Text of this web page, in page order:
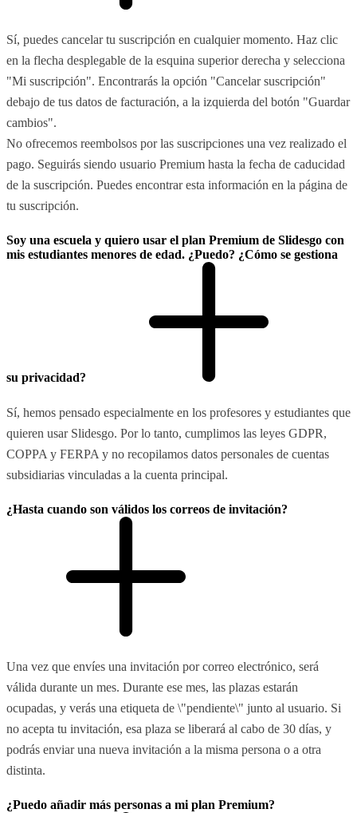
Sí, puedes cancelar tu suscripción en cualquier momento. Haz clic
en la flecha desplegable de la esquina superior derecha y selecciona
"Mi suscripción". Encontrarás la opción "Cancelar suscripción"
debajo de tus datos de facturación, a la izquierda del botón "Guardar
cambios".
No ofrecemos reembolsos por las suscripciones una vez realizado el
pago. Seguirás siendo usuario Premium hasta la fecha de caducidad
de la suscripción. Puedes encontrar esta información en la página de
tu suscripción.
Soy una escuela y quiero usar el plan Premium de Slidesgo con
mis estudiantes menores de edad. ¿Puedo? ¿Cómo se gestiona
su privacidad?
Sí, hemos pensado especialmente en los profesores y estudiantes que
quieren usar Slidesgo. Por lo tanto, cumplimos las leyes GDPR,
COPPA y FERPA y no recopilamos datos personales de cuentas
subsidiarias vinculadas a la cuenta principal.
¿Hasta cuando son válidos los correos de invitación?
Una vez que envíes una invitación por correo electrónico, será
válida durante un mes. Durante ese mes, las plazas estarán
ocupadas, y verás una etiqueta de \"pendiente\" junto al usuario. Si
no acepta tu invitación, esa plaza se liberará al cabo de 30 días, y
podrás enviar una nueva invitación a la misma persona o a otra
distinta.
¿Puedo añadir más personas a mi plan Premium?